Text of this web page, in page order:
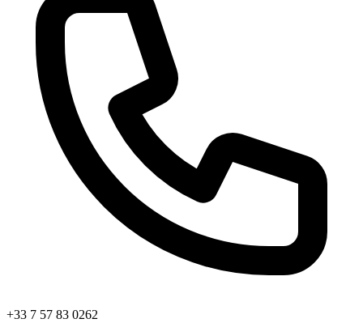
+33 7 57 83 0262